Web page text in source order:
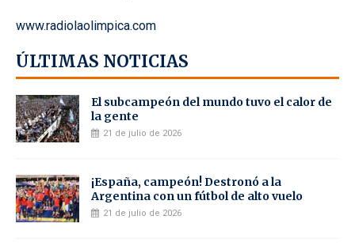
www.radiolaolimpica.com
ÚLTIMAS NOTICIAS
El subcampeón del mundo tuvo el calor de
la gente
21 de julio de 2026
¡España, campeón! Destronó a la
Argentina con un fútbol de alto vuelo
21 de julio de 2026